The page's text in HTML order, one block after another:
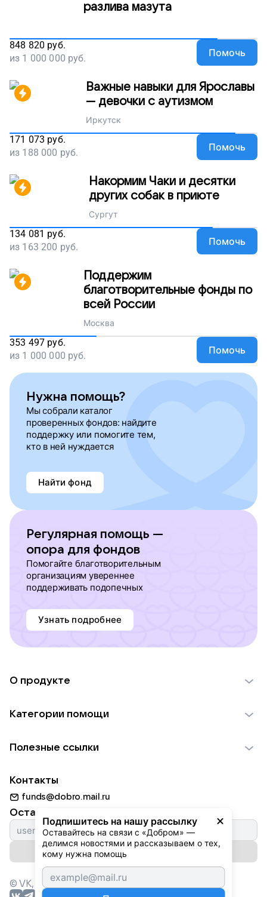
разлива мазута
848 820 руб.
из 1 000 000 руб. Помочь
Важные навыки для Ярославы
— девочки с аутизмом
Иркутск
171 073 руб.
из 188 000 руб. Помочь
Накормим Чаки и десятки
других собак в приюте
Сургут
134 081 руб.
из 163 200 руб. Помочь
Поддержим
благотворительные фонды по
всей России
Москва
353 497 руб.
из 1 000 000 руб. Помочь
Нужна помощь?
Мы собрали каталог
проверенных фондов: найдите
поддержку или помогите тем,
кто в ней нуждается
Найти фонд
Регулярная помощь —
опора для фондов
Помогайте благотворительным
организациям увереннее
поддерживать подопечных
Узнать подробнее
Подпишитесь на нашу рассылку
Оставайтесь на связи с «Добром» —
делимся новостями и рассказываем о тех,
кому нужна помощь
О продукте
Использование материалов
Для НКО
Партнерам
Категории помощи
Пожилым
Животным
Природе
Культуре
Фондам
Полезные ссылки
Добрый день
Истории
Автоплатежи
Контакты
funds@dobro.mail.ru
Оставайтесь с нами
Подписаться на рассылку
© VK, 2026г. Все права защищены.